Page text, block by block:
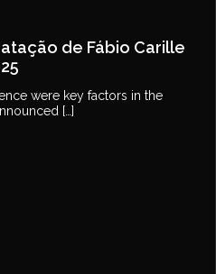
de Fábio Carille
were key factors in the
[…]